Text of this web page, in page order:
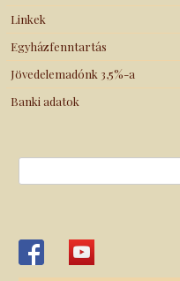
Linkek
Egyházfenntartás
Jövedelemadónk 3,5%-a
Banki adatok